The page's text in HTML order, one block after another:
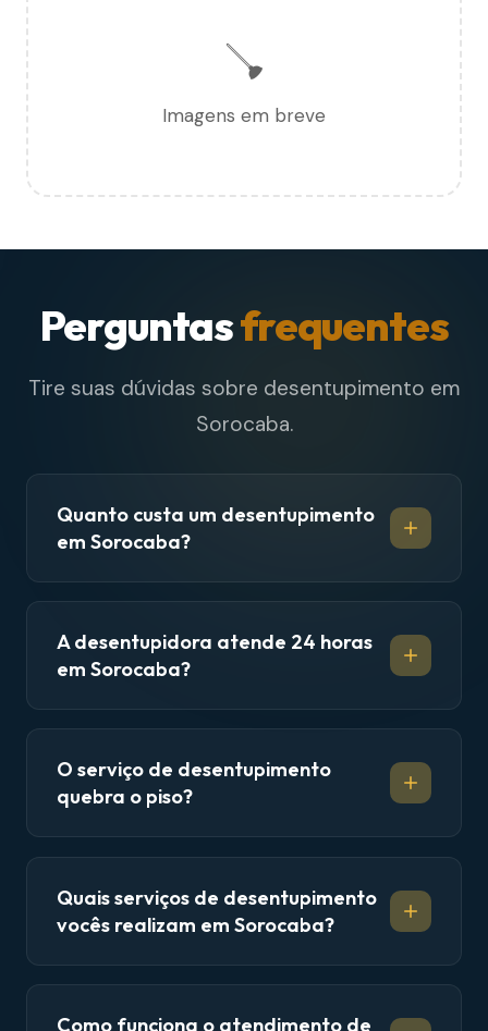
🪠
Imagens em breve
Perguntasfrequentes
Tire suas dúvidas sobre desentupimento em
Sorocaba.
Quanto custa um desentupimento
em Sorocaba?
A desentupidora atende 24 horas
em Sorocaba?
O serviço de desentupimento
quebra o piso?
Quais serviços de desentupimento
vocês realizam em Sorocaba?
Como funciona o atendimento de